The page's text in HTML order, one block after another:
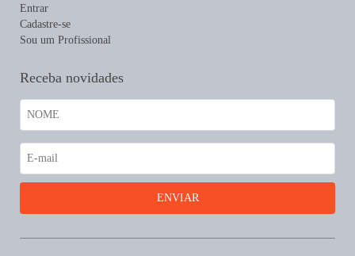
Entrar
Cadastre-se
Sou um Profissional
Receba novidades